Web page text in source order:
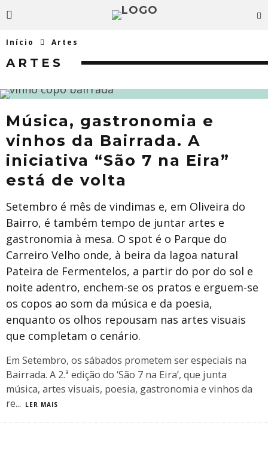
Início Artes
ARTES
Música, gastronomia e
vinhos da Bairrada. A
iniciativa “São 7 na Eira”
está de volta
Setembro é mês de vindimas e, em Oliveira do
Bairro, é também tempo de juntar artes e
gastronomia à mesa. O spot é o Parque do
Carreiro Velho onde, à beira da lagoa natural
Pateira de Fermentelos, a partir do por do sol e
noite adentro, enchem-se os pratos e erguem-se
os copos ao som da música e da poesia,
enquanto os olhos repousam nas artes visuais
que completam o cenário.
Em Setembro, os sábados prometem ser especiais na
Bairrada. A 2.ª edição do ‘São 7 na Eira’, que junta
música, artes visuais, poesia, gastronomia e vinhos da
re... LER MAIS